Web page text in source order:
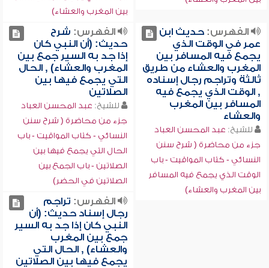
بين المغرب والعشاء)
الفهرس:حديث ابن
عمر في الوقت الذي
يجمع فيه المسافر بين
المغرب والعشاء من طريق
ثالثة وتراجم رجال إسناده
, الوقت الذي يجمع فيه
المسافر بين المغرب
والعشاء
للشيخ: عبد المحسن العباد
جزء من محاضرة ( شرح سنن
النسائي - كتاب المواقيت - باب
الوقت الذي يجمع فيه المسافر
بين المغرب والعشاء)
الفهرس: شرح
حديث: (أن النبي كان
إذا جد به السير جمع بين
المغرب والعشاء) , الحال
التي يجمع فيها بين
الصلاتين
للشيخ: عبد المحسن العباد
جزء من محاضرة ( شرح سنن
النسائي - كتاب المواقيت - باب
الحال التي يجمع فيها بين
الصلاتين - باب الجمع بين
الصلاتين في الحضر)
الفهرس: تراجم
رجال إسناد حديث: (أن
النبي كان إذا جد به السير
جمع بين المغرب
والعشاء) , الحال التي
يجمع فيها بين الصلاتين